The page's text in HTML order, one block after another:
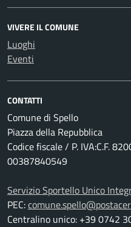
VIVERE IL COMUNE
Luoghi
Eventi
CONTATTI
Comune di Spello
Piazza della Repubblica
Codice fiscale / P. IVA:C.F.
00387840549
Servizio Sportello Unico
PEC:
Centralino unico: +39 0742